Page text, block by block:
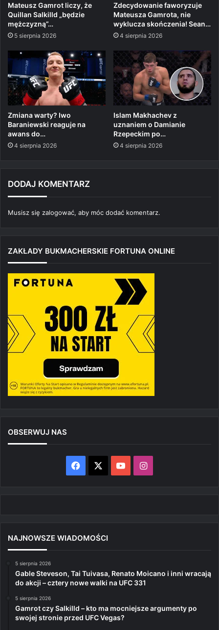
Mateusz Gamrot liczy, że
Quillan Salkilld „będzie
mężczyzną”…
5 sierpnia 2026
Zdecydowanie faworyzuje
Mateusza Gamrota, nie
wyklucza skończenia! Sean…
4 sierpnia 2026
Zmiana warty? Iwo
Baraniewski reaguje na
awans do…
4 sierpnia 2026
Islam Makhachev z
uznaniem o Damianie
Rzepeckim po…
4 sierpnia 2026
DODAJ KOMENTARZ
Musisz się zalogować, aby móc dodać komentarz.
ZAKŁADY BUKMACHERSKIE FORTUNA ONLINE
OBSERWUJ NAS
Facebook YouTubeInstagram
NAJNOWSZE WIADOMOŚCI
5 sierpnia 2026
Gable Steveson, Tai Tuivasa, Renato Moicano i inni wracają
do akcji – cztery nowe walki na UFC 331
5 sierpnia 2026
Gamrot czy Salkilld – kto ma mocniejsze argumenty po
swojej stronie przed UFC Vegas?